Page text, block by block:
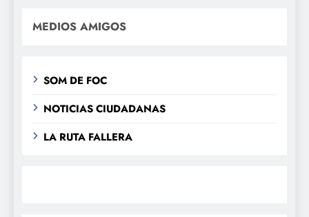
MEDIOS AMIGOS
SOM DE FOC
NOTICIAS CIUDADANAS
LA RUTA FALLERA